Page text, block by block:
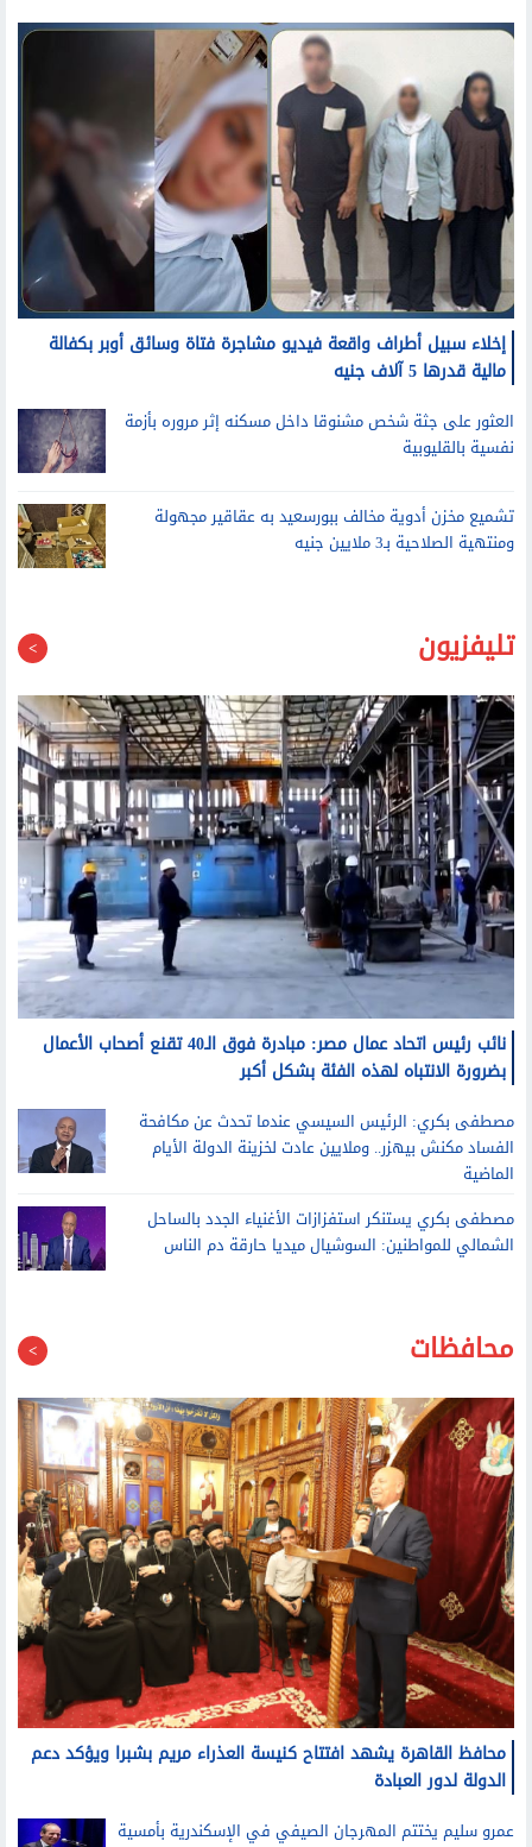
إخلاء سبيل أطراف واقعة فيديو مشاجرة فتاة وسائق أوبر بكفالة
مالية قدرها 5 آلاف جنيه
العثور على جثة شخص مشنوقا داخل مسكنه إثر مروره بأزمة
نفسية بالقليوبية
تشميع مخزن أدوية مخالف ببورسعيد به عقاقير مجهولة
ومنتهية الصلاحية بـ3 ملايين جنيه
تليفزيون
نائب رئيس اتحاد عمال مصر: مبادرة فوق الـ40 تقنع أصحاب الأعمال
بضرورة الانتباه لهذه الفئة بشكل أكبر
مصطفى بكري: الرئيس السيسي عندما تحدث عن مكافحة
الفساد مكنش بيهزر.. وملايين عادت لخزينة الدولة الأيام
الماضية
مصطفى بكري يستنكر استفزازات الأغنياء الجدد بالساحل
الشمالي للمواطنين: السوشيال ميديا حارقة دم الناس
محافظات
محافظ القاهرة يشهد افتتاح كنيسة العذراء مريم بشبرا ويؤكد دعم
الدولة لدور العبادة
عمرو سليم يختتم المهرجان الصيفي في الإسكندرية بأمسية